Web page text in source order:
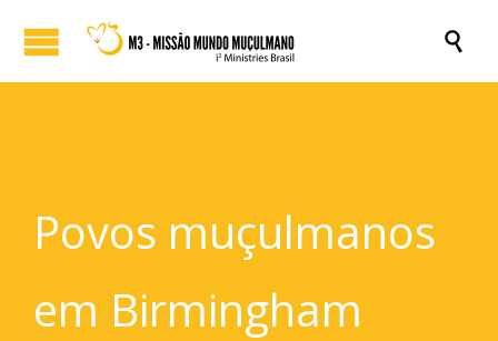

Povos muçulmanos
em Birmingham